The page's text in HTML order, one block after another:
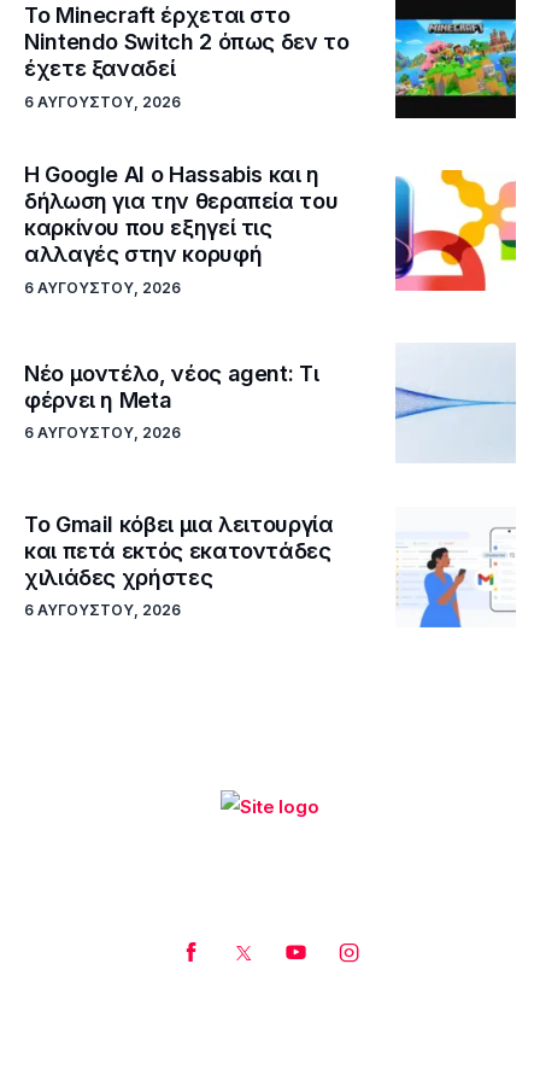
Το Minecraft έρχεται στο
Nintendo Switch 2 όπως δεν το
έχετε ξαναδεί
6 ΑΥΓΟΎΣΤΟΥ, 2026
Η Google ΑΙ ο Hassabis και η
δήλωση για την θεραπεία του
καρκίνου που εξηγεί τις
αλλαγές στην κορυφή
6 ΑΥΓΟΎΣΤΟΥ, 2026
Νέο μοντέλο, νέος agent: Τι
φέρνει η Meta
6 ΑΥΓΟΎΣΤΟΥ, 2026
Το Gmail κόβει μια λειτουργία
και πετά εκτός εκατοντάδες
χιλιάδες χρήστες
6 ΑΥΓΟΎΣΤΟΥ, 2026